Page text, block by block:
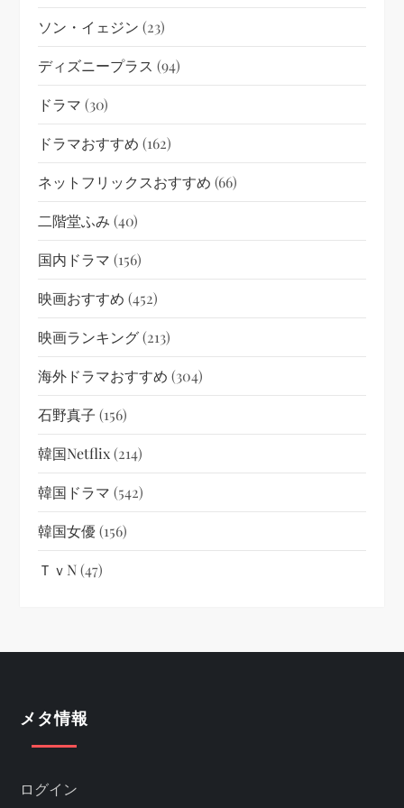
ソン・イェジン (23)
ディズニープラス (94)
ドラマ (30)
ドラマおすすめ (162)
ネットフリックスおすすめ (66)
二階堂ふみ (40)
国内ドラマ (156)
映画おすすめ (452)
映画ランキング(213)
海外ドラマおすすめ (304)
石野真子 (156)
韓国netflix(214)
韓国ドラマ (542)
韓国女優(156)
ＴｖN(47)
メタ情報
ログイン